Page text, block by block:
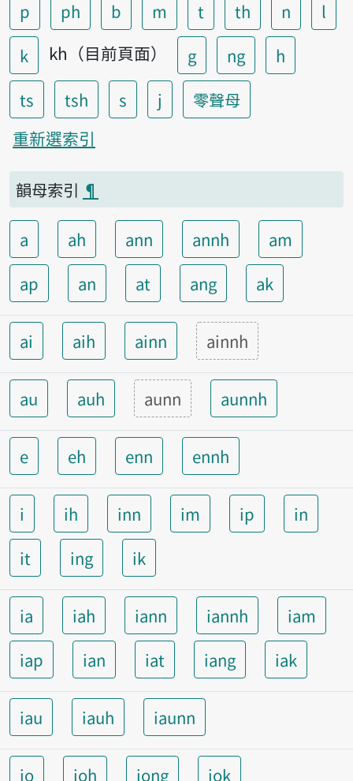
p ph b m t th n
l
k
kh（目前頁面） g ng
h
ts
tsh s j
零聲母
重新選索引
韻母索引 ¶
a ah ann annh
am
ap
an at ang ak
ai aih ainn ainnh
au auh aunn aunnh
e eh enn ennh
i ih inn im ip
in
it
ing ik
ia iah iann iannh
iam
iap
ian iat iang iak
iau iauh iaunn
io ioh iong iok